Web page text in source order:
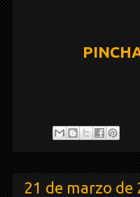
21 de marzo de